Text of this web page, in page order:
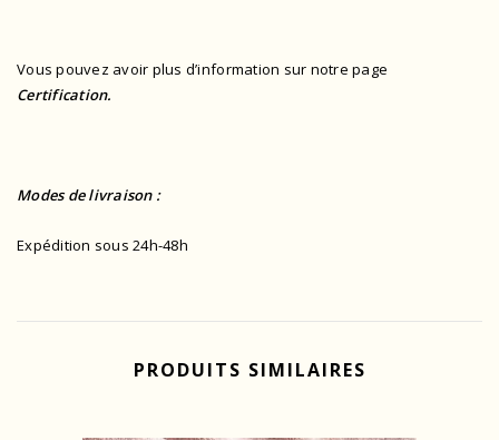
Vous pouvez avoir plus d’information sur notre page
Certification.
Modes de livraison :
Expédition sous 24h-48h
PRODUITS SIMILAIRES